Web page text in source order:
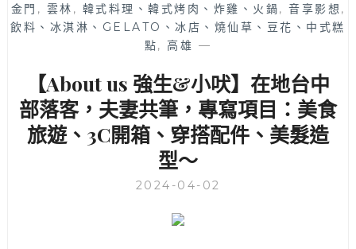
台
中
健
身
房
首
推
金門 , 雲林 , 韓式料理、韓式烤肉、炸雞、火鍋, 音享影想 ,
飲料、冰淇淋、GELATO、冰店、燒仙草、豆花、中式糕
點,高雄 —
【About us 強生&小吠】在地台中
部落客，夫妻共筆，專寫項目：美食
旅遊、3C開箱、穿搭配件、美髮造
型～
2024-04-02